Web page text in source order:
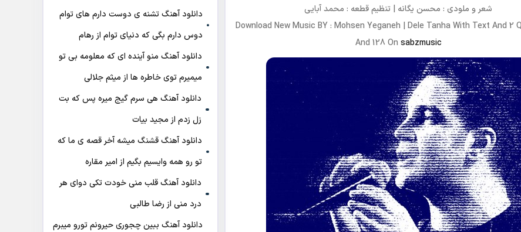
شعر و ملودی : محسن یگانه | تنظیم قطعه : محمد آبایی
Download New Music BY : Mohsen Yeganeh | Dele Tanha With Text And 2
And 128 On sabzmusic
دانلود آهنگ تشنه ی دوست دارم های توام
دوس دارم بگی که دنیای توام از رهام
دانلود آهنگ منو آینده ای که معلومه بی تو
میمیرم توی خاطره ها از میثم جلالی
دانلود آهنگ هی سرم گیج میره‌ پس که بت
زل زدم از مجید بیات
دانلود آهنگ ﻗﺸﻨﮓ ﻣﻴﺸﻪ آﺧﺮ ﻗﺼﻪ ی ﻣﺎ ﻛﻪ
ﺗﻮ رو ﻫﻤﻪ واﻳﺴﻴﻢ ﺑﮕﻴﻢ از امیر مقاره
دانلود آهنگ قلب منی خودت تکی دوای هر
درد منی از رضا طالبی
دانلود آهنگ ببین چجوری حیرونم تورو میبرم